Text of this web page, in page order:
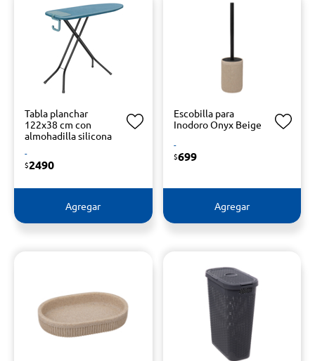
Tabla planchar
122x38 cm con
almohadilla silicona
-
$2490
Agregar
Escobilla para
Inodoro Onyx Beige
-
$699
Agregar